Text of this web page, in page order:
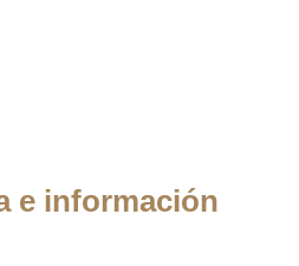
e información